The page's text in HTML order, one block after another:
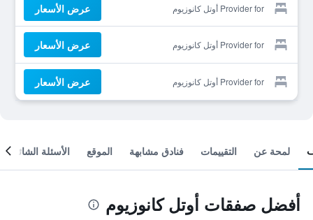
Provider for أوتل كانوزيوم عرض الأسعار
Provider for أوتل كانوزيوم عرض الأسعار
Provider for أوتل كانوزيوم عرض الأسعار
لمحة عن التقييمات فنادق مشابهة الموقع الأسئلة الشائعة
أفضل صفقات أوتل كانوزيوم